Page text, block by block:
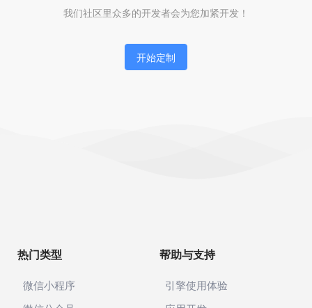
我们社区里众多的开发者会为您加紧开发！
开始定制
热门类型
微信小程序
帮助与支持
引擎使用体验